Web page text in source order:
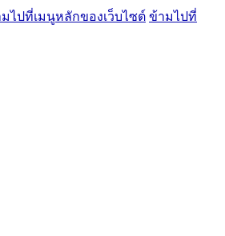
ไปที่เมนูหลักของเว็บไซต์ ข้ามไปที่